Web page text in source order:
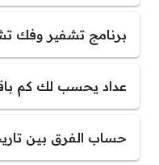
برنامج تشفير وفك
عداد يحسب لك كم
حساب الفرق بين